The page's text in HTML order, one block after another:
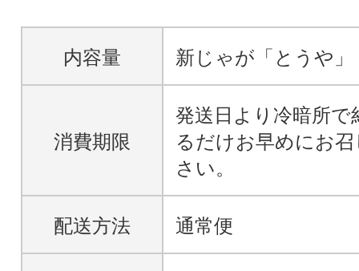
内容量 新じゃが「とうや
消費期限
発送日より冷暗所
るだけお早めにお
さい。
配送方法 通常便